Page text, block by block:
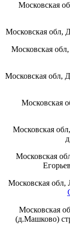
Московская
Московская обл,
Московская
Московская обл,
Московская
Московская
Московская
Московская
Московская
(д.Машково)